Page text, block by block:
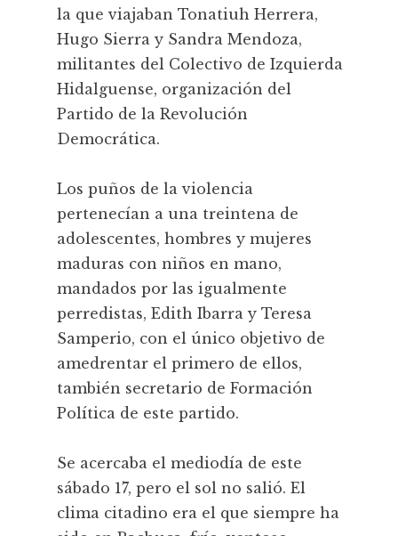
la que viajaban Tonatiuh Herrera,
Hugo Sierra y Sandra Mendoza,
militantes del Colectivo de Izquierda
Hidalguense, organización del
Partido de la Revolución
Democrática.
Los puños de la violencia
pertenecían a una treintena de
adolescentes, hombres y mujeres
maduras con niños en mano,
mandados por las igualmente
perredistas, Edith Ibarra y Teresa
Samperio, con el único objetivo de
amedrentar el primero de ellos,
también secretario de Formación
Política de este partido.
Se acercaba el mediodía de este
sábado 17, pero el sol no salió. El
clima citadino era el que siempre ha